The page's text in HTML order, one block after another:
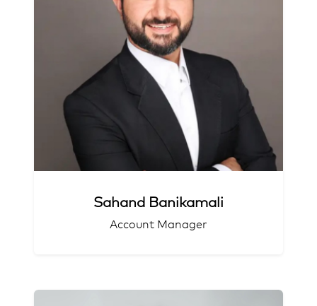
"Zahlen-Zauberer"
CRM-Stratege
Wachstumsorientiert
Sahand Banikamali
Account Manager